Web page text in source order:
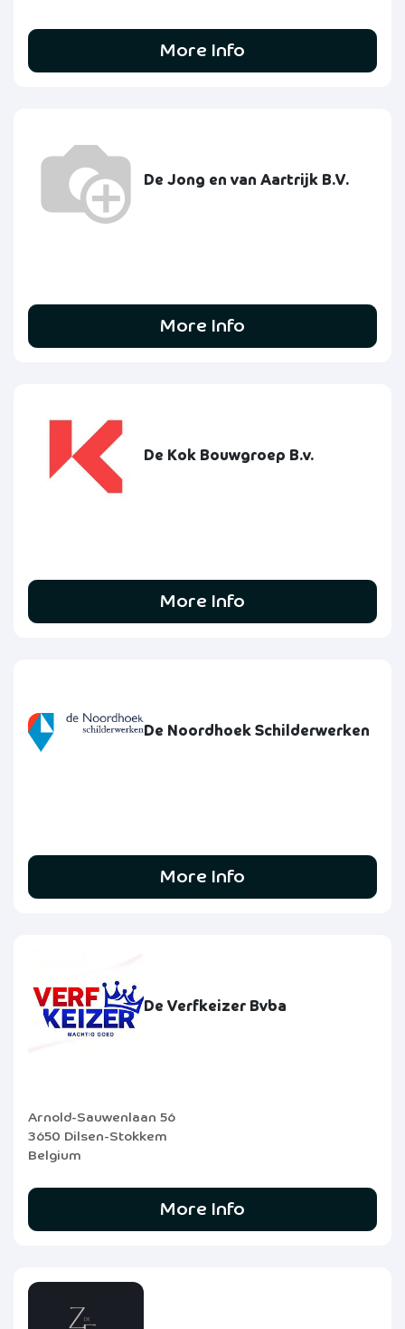
More Info
De Jong en van Aartrijk B.V.
More Info
De Kok Bouwgroep B.v.
More Info
De Noordhoek Schilderwerken
More Info
De Verfkeizer Bvba
Arnold-Sauwenlaan 56
3650 Dilsen-Stokkem
Belgium
More Info